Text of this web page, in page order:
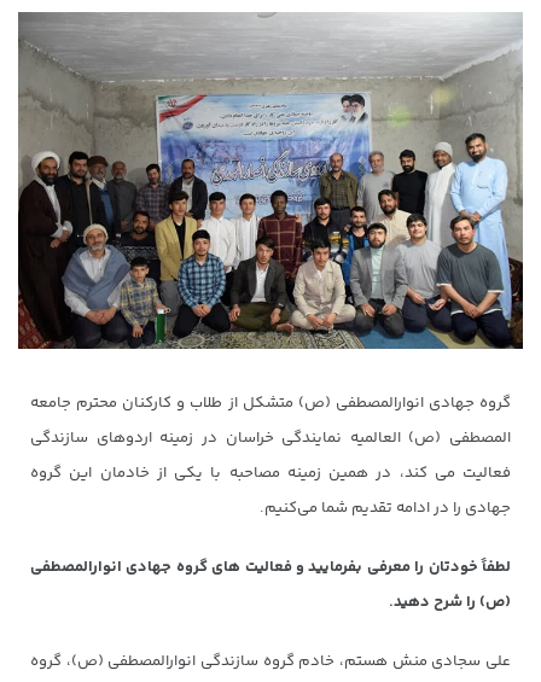
گروه جهادی انوارالمصطفی (ص) متشکل از طلاب و کارکنان محترم جامعه
المصطفی (ص) العالمیه نمایندگی خراسان در زمینه اردوهای سازندگی
فعالیت می کند، در همین زمینه مصاحبه با یکی از خادمان این گروه
جهادی را در ادامه تقدیم شما می‌کنیم.
لطفاً خودتان را معرفی بفرمایید و فعالیت های گروه جهادی انوارالمصطفی
(ص) را شرح دهید.
علی سجادی منش هستم، خادم گروه سازندگی انوارالمصطفی (ص)، گروه